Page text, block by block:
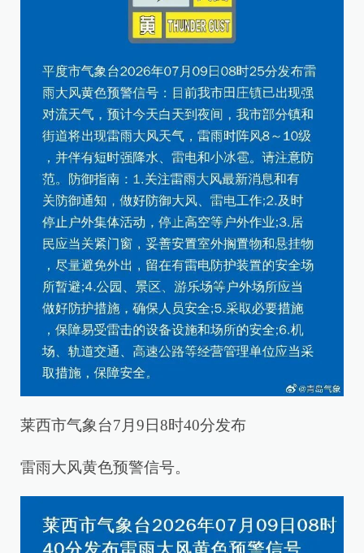
莱西市气象台7月9日8时40分发布
雷雨大风黄色预警信号。